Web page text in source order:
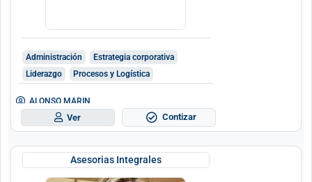
Administración
Estrategia corporativa
Liderazgo
Procesos y Logística
ALONSO MARIN
Ver Contizar
Asesorias Integrales